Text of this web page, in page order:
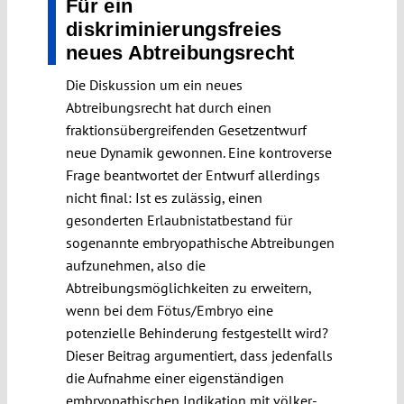
Für ein
diskriminierungsfreies
neues Abtreibungsrecht
Die Diskussion um ein neues
Abtreibungsrecht hat durch einen
fraktionsübergreifenden Gesetzentwurf
neue Dynamik gewonnen. Eine kontroverse
Frage beantwortet der Entwurf allerdings
nicht final: Ist es zulässig, einen
gesonderten Erlaubnistatbestand für
sogenannte embryopathische Abtreibungen
aufzunehmen, also die
Abtreibungsmöglichkeiten zu erweitern,
wenn bei dem Fötus/Embryo eine
potenzielle Behinderung festgestellt wird?
Dieser Beitrag argumentiert, dass jedenfalls
die Aufnahme einer eigenständigen
embryopathischen Indikation mit völker-